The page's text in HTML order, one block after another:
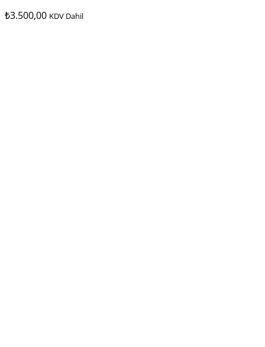
₺3.500,00 KDV Dahil